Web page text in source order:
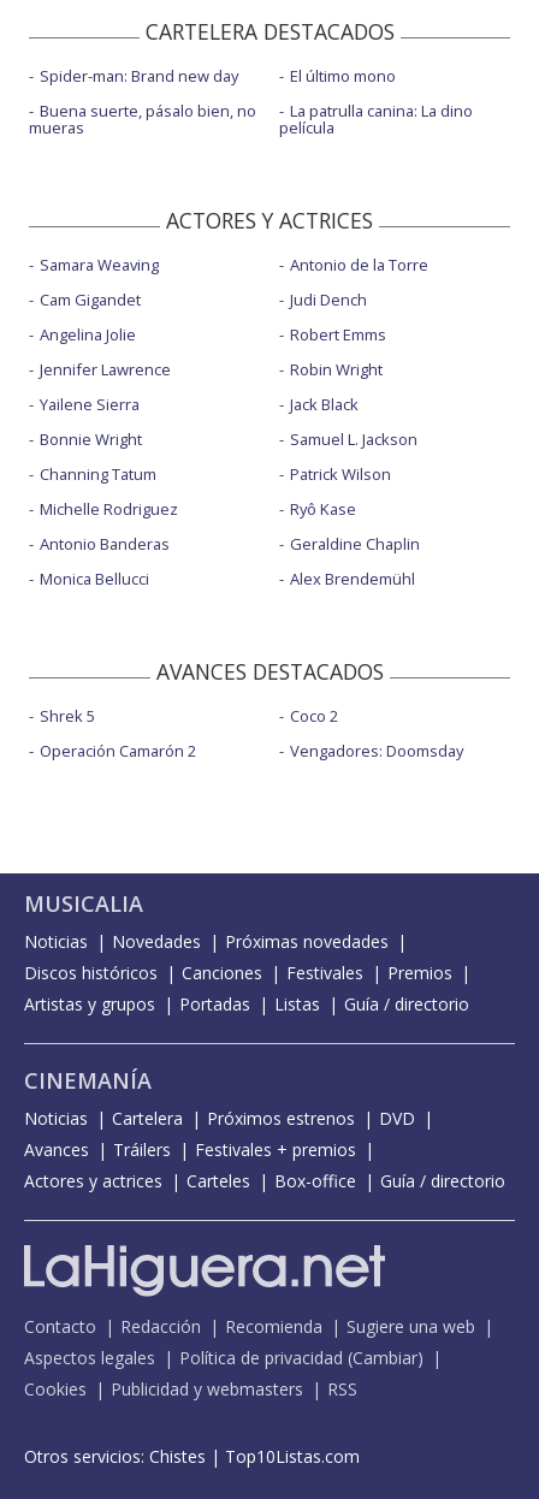
CARTELERA DESTACADOS
Spider-man: Brand new day
Buena suerte, pásalo bien, no
mueras
El último mono
La patrulla canina: La dino
película
ACTORES Y ACTRICES
Samara Weaving
Cam Gigandet
Angelina Jolie
Jennifer Lawrence
Yailene Sierra
Bonnie Wright
Channing Tatum
Michelle Rodriguez
Antonio Banderas
Monica Bellucci
Antonio de la Torre
Judi Dench
Robert Emms
Robin Wright
Jack Black
Samuel L. Jackson
Patrick Wilson
Ryô Kase
Geraldine Chaplin
Alex Brendemühl
AVANCES DESTACADOS
Shrek 5
Operación Camarón 2
Coco 2
Vengadores: Doomsday
MUSICALIA
Noticias Novedades
Próximas novedades
Discos históricos
Canciones Festivales
Premios
Artistas y grupos
Portadas Listas Guía / directorio
CINEMANÍA
Noticias Cartelera Próximos estrenos
DVD
Avances
Tráilers
Festivales + premios
Actores y actrices
Carteles Box-office Guía / directorio
Contacto Redacción Recomienda
Sugiere una web
Aspectos legales
Política de privacidad (Cambiar)
Cookies
Publicidad y webmasters RSS
Otros servicios: Chistes | Top10Listas.com